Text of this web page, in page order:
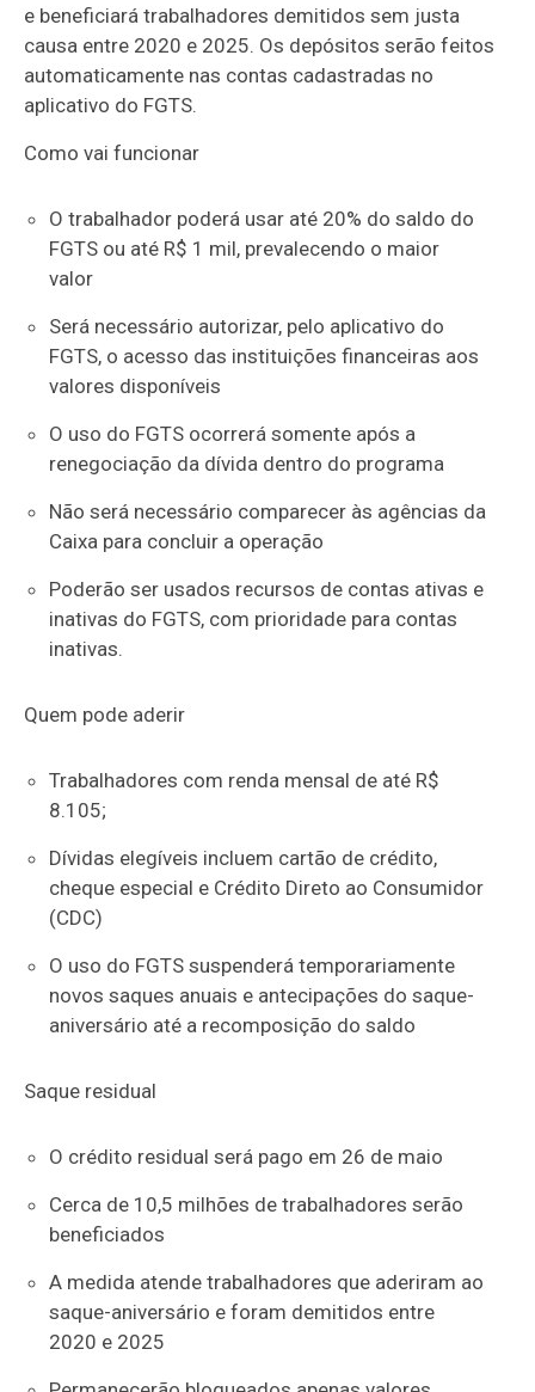
e beneficiará trabalhadores demitidos sem justa
causa entre 2020 e 2025. Os depósitos serão feitos
automaticamente nas contas cadastradas no
aplicativo do FGTS.
Como vai funcionar
O trabalhador poderá usar até 20% do saldo do
FGTS ou até R$ 1 mil, prevalecendo o maior
valor
Será necessário autorizar, pelo aplicativo do
FGTS, o acesso das instituições financeiras aos
valores disponíveis
O uso do FGTS ocorrerá somente após a
renegociação da dívida dentro do programa
Não será necessário comparecer às agências da
Caixa para concluir a operação
Poderão ser usados recursos de contas ativas e
inativas do FGTS, com prioridade para contas
inativas.
Quem pode aderir
Trabalhadores com renda mensal de até R$
8.105;
Dívidas elegíveis incluem cartão de crédito,
cheque especial e Crédito Direto ao Consumidor
(CDC)
O uso do FGTS suspenderá temporariamente
novos saques anuais e antecipações do saque-
aniversário até a recomposição do saldo
Saque residual
O crédito residual será pago em 26 de maio
Cerca de 10,5 milhões de trabalhadores serão
beneficiados
A medida atende trabalhadores que aderiram ao
saque-aniversário e foram demitidos entre
2020 e 2025